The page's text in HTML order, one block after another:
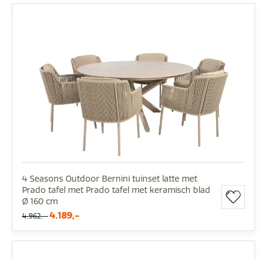
4 Seasons Outdoor Bernini tuinset latte met
Prado tafel met Prado tafel met keramisch blad
Ø 160 cm
4.962,- 4.189,-